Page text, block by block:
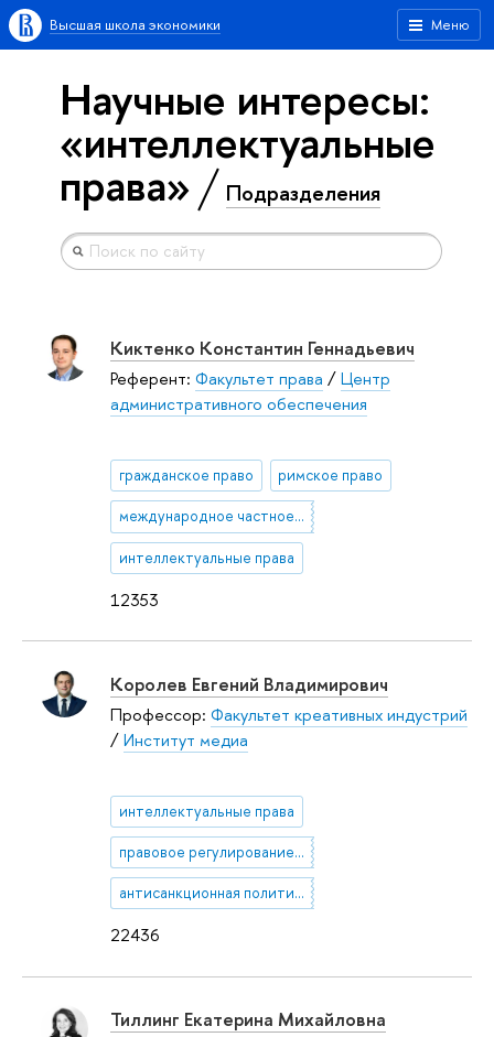
Меню
Высшая школа экономики
Научные интересы:
«интеллектуальные
права» Подразделения
12353
Киктенко Константин Геннадьевич
Референт: Факультет права /Центр
административного обеспечения
гражданское право римское право
международное частное право
интеллектуальные права
22436
Королев Евгений Владимирович
Профессор: Факультет креативных индустрий
/Институт медиа
интеллектуальные права
правовое регулирование СМИ
антисанкционная политика
Тиллинг Екатерина Михайловна